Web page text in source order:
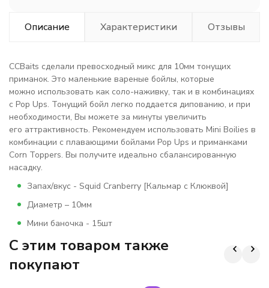
Описание Характеристики Отзывы
ССBaits сделали превосходный микс для 10мм тонущих
приманок. Это маленькие вареные бойлы, которые
можно использовать как соло-наживку, так и в комбинациях
с Pop Ups. Тонущий бойл легко поддается дипованию, и при
необходимости, Вы можете за минуты увеличить
его аттрактивность. Рекомендуем использовать Mini Boilies в
комбинации с плавающими бойлами Pop Ups и приманками
Corn Toppers. Вы получите идеально сбалансированную
насадку.
Запах/вкус - Squid Cranberry [Кальмар с Клюквой]
Диаметр – 10мм
Мини баночка - 15шт
C этим товаром также
покупают